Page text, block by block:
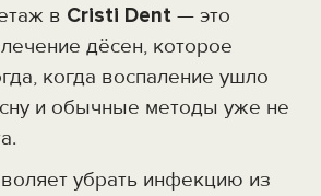
в Cristi Dent — это
дёсен, которое
когда воспаление ушло
и обычные методы уже не
убрать инфекцию из